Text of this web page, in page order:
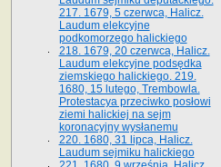
217. 1679, 5 czerwca, Halicz.
Laudum elekcyjne
podkomorzego halickiego
218. 1679, 20 czerwca, Halicz.
Laudum elekcyjne podsędka
ziemskiego halickiego. 219.
1680, 15 lutego, Trembowla.
Protestacya przeciwko posłowi
ziemi halickiej na sejm
koronacyjny wysłanemu
220. 1680, 31 lipca, Halicz.
Laudum sejmiku halickiego